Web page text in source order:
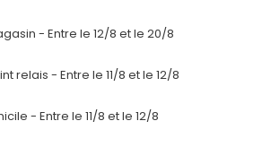
Entre le 12/8 et le 20/8
relais
Entre le 11/8 et le 12/8
Entre le 11/8 et le 12/8